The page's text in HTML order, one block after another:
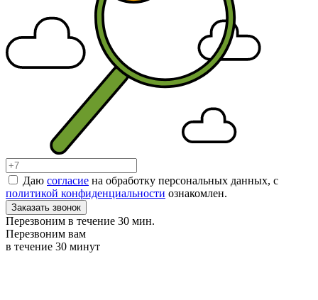
Даю согласие на обработку персональных данных, с
политикой конфиденциальности ознакомлен.
Заказать звонок
Перезвоним в течение 30 мин.
Перезвоним вам
в течение 30 минут